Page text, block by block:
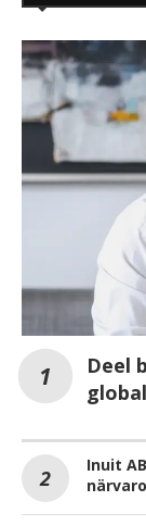
Deel
Inuit